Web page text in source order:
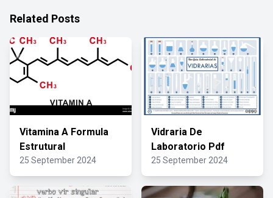
Related Posts
Vitamina A Formula
Estrutural
25 September 2024
Vidraria De
Laboratorio Pdf
25 September 2024